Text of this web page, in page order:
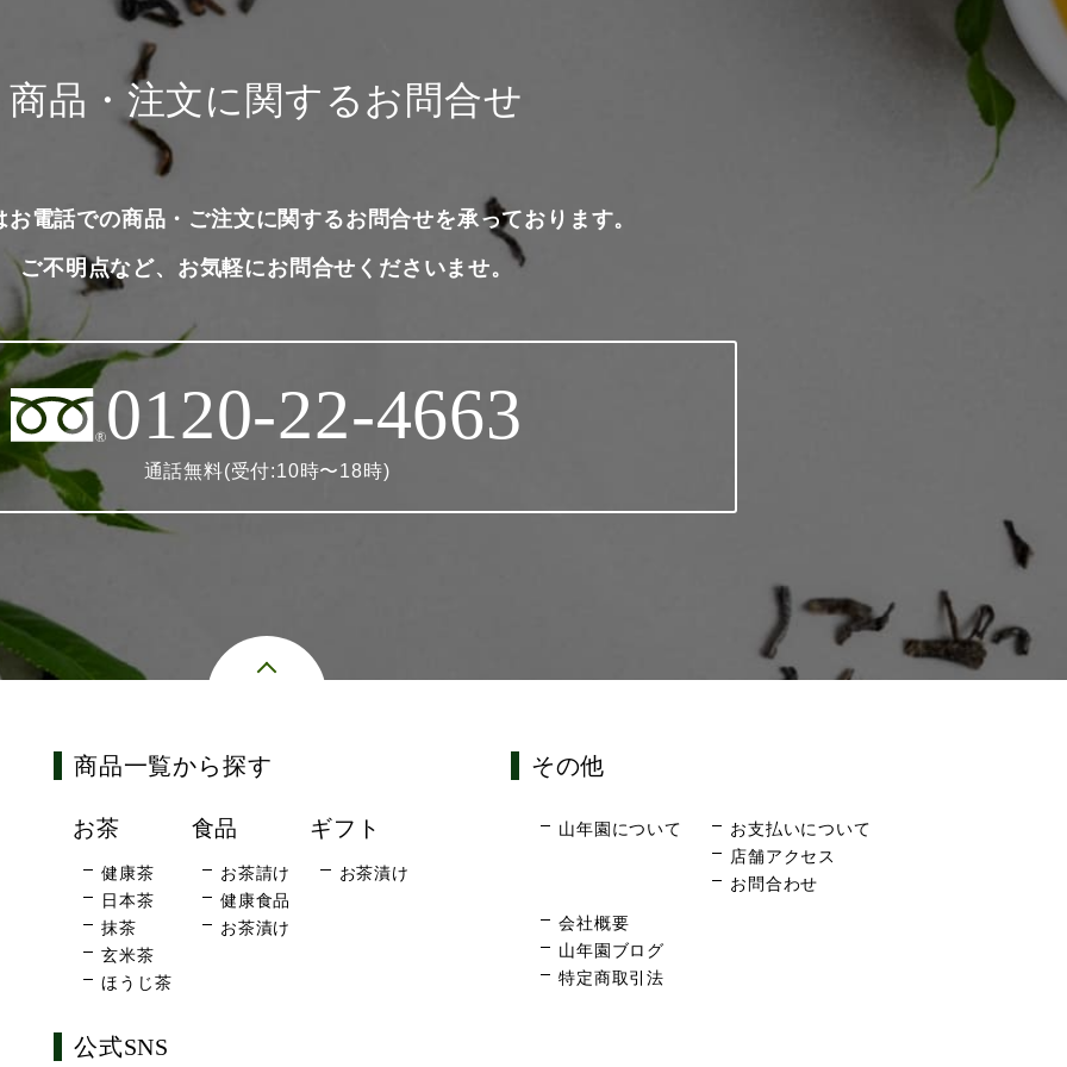
商品・注文に関するお問合せ
お電話での商品・ご注文に関するお問合せを承っております。
ご不明点など、お気軽にお問合せくださいませ。
0120-22-4663
通話無料(受付:10時〜18時)
商品一覧から探す
お茶
健康茶
日本茶
抹茶
玄米茶
ほうじ茶
食品
お茶請け
健康食品
お茶漬け
ギフト
お茶漬け
その他
山年園について
お支払いについて
店舗アクセス
お問合わせ
会社概要
山年園ブログ
特定商取引法
公式SNS